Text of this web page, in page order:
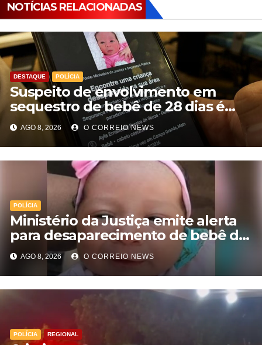
NOTÍCIAS RELACIONADAS
DESTAQUE POLÍCIA
Suspeito de envolvimento em
sequestro de bebê de 28 dias é
preso na Capital
AGO 8, 2026 O CORREIO NEWS
POLÍCIA
Ministério da Justiça emite alerta
para desaparecimento de bebê de
28 dias em MS; polícia apura
suposto sequestro
AGO 8, 2026 O CORREIO NEWS
POLÍCIA REGIONAL